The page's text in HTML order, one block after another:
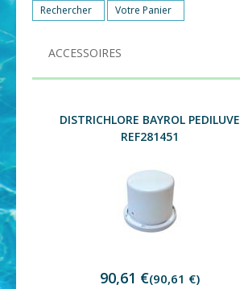
Rechercher Votre Panier
ACCESSOIRES
DISTRICHLORE BAYROL PEDILUVE
REF281451
90,61 €(90,61 €)